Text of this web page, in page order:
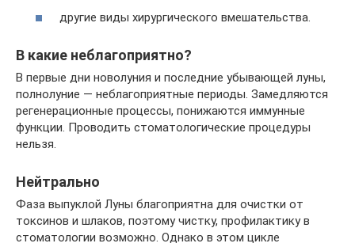
другие виды хирургического вмешательства.
В какие неблагоприятно?
В первые дни новолуния и последние убывающей луны,
полнолуние — неблагоприятные периоды. Замедляются
регенерационные процессы, понижаются иммунные
функции. Проводить стоматологические процедуры
нельзя.
Нейтрально
Фаза выпуклой Луны благоприятна для очистки от
токсинов и шлаков, поэтому чистку, профилактику в
стоматологии возможно. Однако в этом цикле